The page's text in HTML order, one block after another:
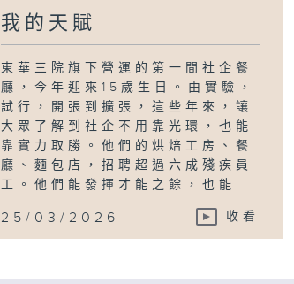
我的天賦
東華三院旗下營運的第一間社企餐
廳，今年迎來15歲生日。由實驗，
試行，開張到擴張，這些年來，讓
大眾了解到社企不用靠光環，也能
靠實力取勝。他們的烘焙工房、餐
廳、麵包店，招聘超過六成殘疾員
工。他們能發揮才能之餘，也能...
25/03/2026 收看